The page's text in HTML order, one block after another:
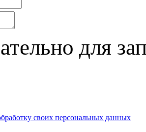
для
своих персональных данных